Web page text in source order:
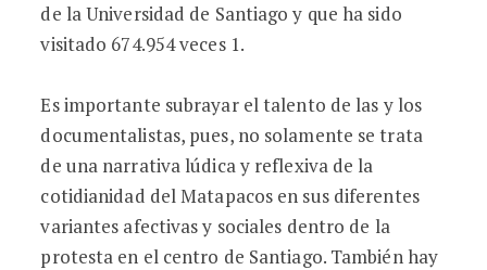
de la Universidad de Santiago y que ha sido
visitado 674.954 veces 1.
Es importante subrayar el talento de las y los
documentalistas, pues, no solamente se trata
de una narrativa lúdica y reflexiva de la
cotidianidad del Matapacos en sus diferentes
variantes afectivas y sociales dentro de la
protesta en el centro de Santiago. También hay